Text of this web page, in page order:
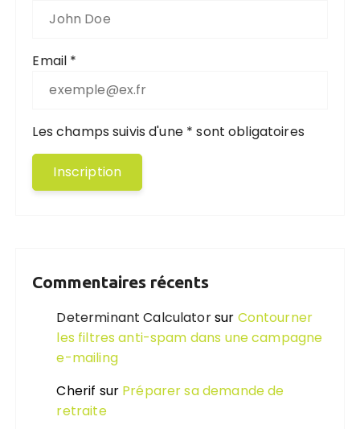
Email *
Les champs suivis d'une * sont obligatoires
Commentaires récents
Determinant Calculatorsur Contourner
les filtres anti-spam dans une campagne
e-mailing
Cherif sur Préparer sa demande de
retraite